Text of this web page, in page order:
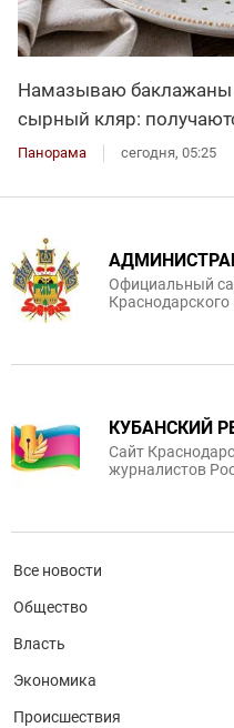
Намазываю
сырный кляр:
Панорама сегодня, 05:25
Официальный
Краснодарского
КУБАНСКИЙ
Сайт
журналистов
Все новости
Общество
Власть
Экономика
Происшествия